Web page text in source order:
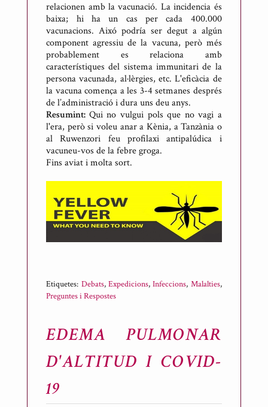
relacionen amb la vacunació. La incidencia és
baixa; hi ha un cas per cada 400.000
vacunacions. Aixó podría ser degut a algún
component agressiu de la vacuna, però més
probablement es relaciona amb
característiques del sistema immunitari de la
persona vacunada, al·lèrgies, etc. L'eficàcia de
la vacuna comença a les 3-4 setmanes després
de l’administració i dura uns deu anys.
Resumint: Qui no vulgui pols que no vagi a
l'era, però si voleu anar a Kènia, a Tanzània o
al Ruwenzori feu profilaxi antipalúdica i
vacuneu-vos de la febre groga.
Fins aviat i molta sort.
Etiquetes: Debats, Expedicions,Infeccions, Malalties,
Preguntes i Respostes
EDEMA PULMONAR
D'ALTITUD I COVID-
19